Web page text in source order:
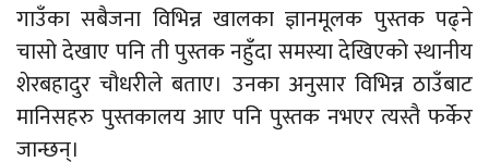
गाउँका सबैजना विभिन्न खालका ज्ञानमूलक पुस्तक पढ्ने
चासो देखाए पनि ती पुस्तक नहुँदा समस्या देखिएको स्थानीय
शेरबहादुर चौधरीले बताए। उनका अनुसार विभिन्न ठाउँबाट
मानिसहरु पुस्तकालय आए पनि पुस्तक नभएर त्यस्तै फर्केर
जान्छन्।